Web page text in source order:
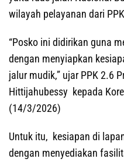
wilayah pelayanan dari
“Posko ini didirikan guna
dengan menyiapkan
jalur mudik,” ujar PPK 2.6
Hittijahubessy kepada
(14/3/2026)
Untuk itu, kesiapan di
dengan menyediakan